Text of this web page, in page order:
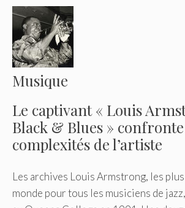
Musique
Le captivant « Louis
Black & Blues »
complexités de l’artiste
Les archives Louis Armstrong, les
monde pour tous les musiciens de